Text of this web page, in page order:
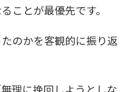
ことが最優先です。
のかを客観的に振り返